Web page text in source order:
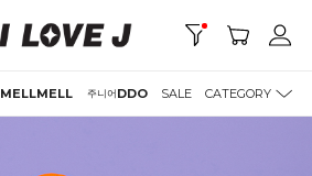
MELLMELL 주니어DDO SALE CATEGORY